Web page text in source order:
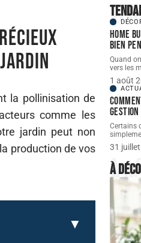
la pollinisation de
comme les
jardin peut non
production de vos
Home
bien
Quand
vers les
1 août
Certains
31
À
À